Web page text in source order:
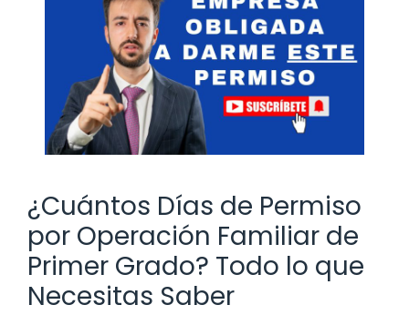
¿Cuántos Días de Permiso
por Operación Familiar de
Primer Grado? Todo lo que
Necesitas Saber